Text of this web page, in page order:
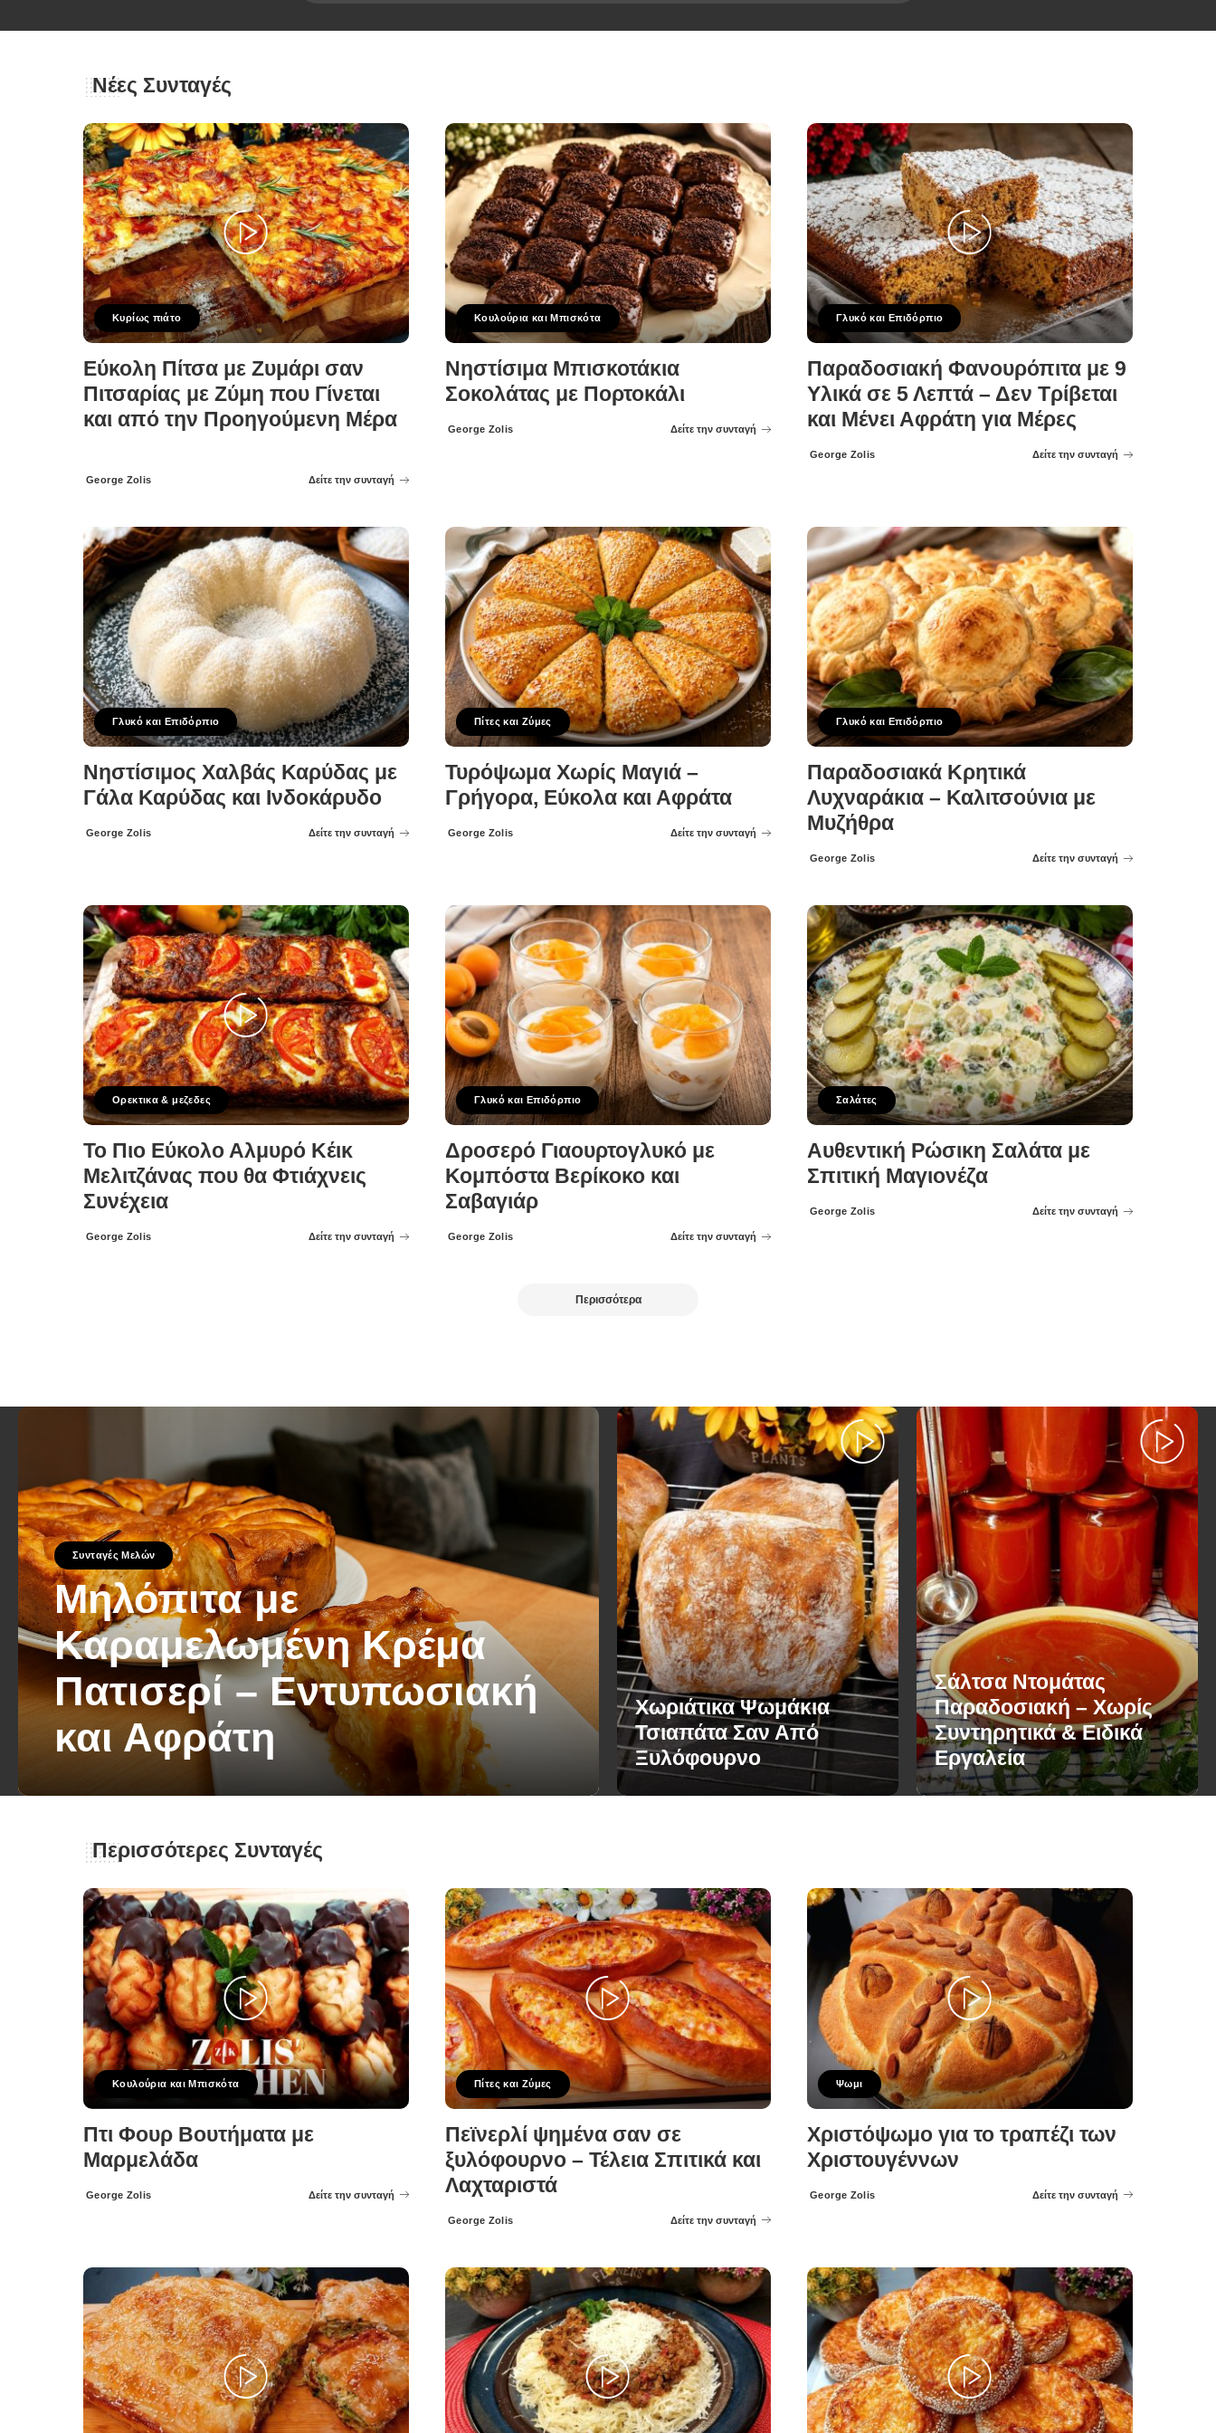
Νέες Συνταγές
Κυρίως πιάτο
Εύκολη Πίτσα με Ζυμάρι σαν
Πιτσαρίας με Ζύμη που Γίνεται
και από την Προηγούμενη Μέρα
Posted
George Zolis Δείτε την συνταγή
Κουλούρια και Μπισκότα
Νηστίσιμα Μπισκοτάκια
Σοκολάτας με Πορτοκάλι
Posted
George Zolis Δείτε την συνταγή
Γλυκό και Επιδόρπιο
Παραδοσιακή Φανουρόπιτα με 9
Υλικά σε 5 Λεπτά – Δεν Τρίβεται
και Μένει Αφράτη για Μέρες
Posted
George Zolis Δείτε την συνταγή
Γλυκό και Επιδόρπιο
Νηστίσιμος Χαλβάς Καρύδας με
Γάλα Καρύδας και Ινδοκάρυδο
Posted
George Zolis Δείτε την συνταγή
Πίτες και Ζύμες
Τυρόψωμα Χωρίς Μαγιά –
Γρήγορα, Εύκολα και Αφράτα
Posted
George Zolis Δείτε την συνταγή
Γλυκό και Επιδόρπιο
Παραδοσιακά Κρητικά
Λυχναράκια – Καλιτσούνια με
Μυζήθρα
Posted
George Zolis Δείτε την συνταγή
Ορεκτικα & μεζεδες
Το Πιο Εύκολο Αλμυρό Κέικ
Μελιτζάνας που θα Φτιάχνεις
Συνέχεια
Posted
George Zolis Δείτε την συνταγή
Γλυκό και Επιδόρπιο
Δροσερό Γιαουρτογλυκό με
Κομπόστα Βερίκοκο και
Σαβαγιάρ
Posted
George Zolis Δείτε την συνταγή
Σαλάτες
Αυθεντική Ρώσικη Σαλάτα με
Σπιτική Μαγιονέζα
Posted
George Zolis Δείτε την συνταγή
Περισσότερα
Συνταγές Μελών
Μηλόπιτα με
Καραμελωμένη Κρέμα
Πατισερί – Εντυπωσιακή
και Αφράτη
30 Σεπτεμβρίου 2025
Χωριάτικα Ψωμάκια
Τσιαπάτα Σαν Από
Ξυλόφουρνο
Σάλτσα Ντομάτας
Παραδοσιακή – Χωρίς
Συντηρητικά & Ειδικά
Εργαλεία
Περισσότερες Συνταγές
Κουλούρια και Μπισκότα
Πτι Φουρ Βουτήματα με
Μαρμελάδα
Posted
George Zolis Δείτε την συνταγή
Πίτες και Ζύμες
Πεϊνερλί ψημένα σαν σε
ξυλόφουρνο – Τέλεια Σπιτικά και
Λαχταριστά
Posted
George Zolis Δείτε την συνταγή
Ψωμι
Χριστόψωμο για το τραπέζι των
Χριστουγέννων
Posted
George Zolis Δείτε την συνταγή